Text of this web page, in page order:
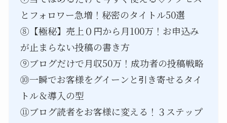
とフォロワー急増！秘密のタイトル50選
⑧【極秘】売上０円から月100万！お申込み
が止まらない投稿の書き方
⑨ブログだけで月収50万！成功者の投稿戦略
⑩一瞬でお客様をグイーンと引き寄せるタイ
トル＆導入の型
⑪ブログ読者をお客様に変える！３ステップ